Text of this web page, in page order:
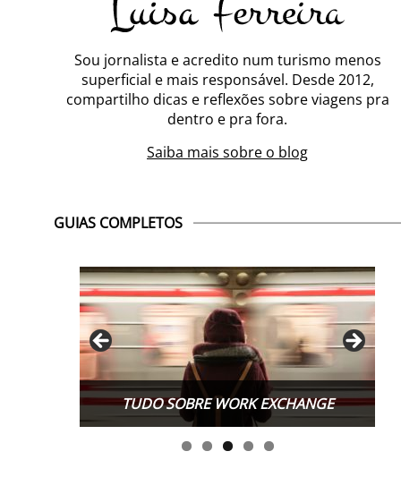
Sou jornalista e acredito num turismo menos
superficial e mais responsável. Desde 2012,
compartilho dicas e reflexões sobre viagens pra
dentro e pra fora.
Saiba mais sobre o blog
GUIAS COMPLETOS
TUDO SOBRE WORK EXCHANGE